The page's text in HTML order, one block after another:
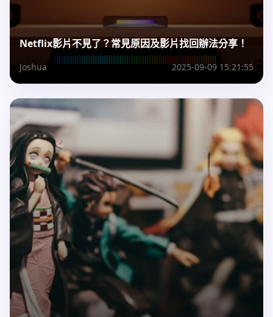
Netflix影片不見了？常見原因及影片找回辦法分享！
Joshua 2025-09-09 15:21:55